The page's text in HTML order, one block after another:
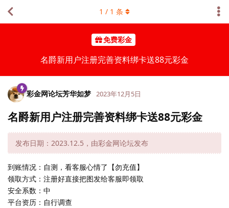
免费彩金
名爵新用户注册完善资料绑卡送88元彩金
1 / 1 条
彩金网论坛芳华如梦 2023年12月5日
名爵新用户注册完善资料绑卡送88元彩金
发布日期：2023.12.5，由彩金网论坛发布
到账情况：自测，看客服心情了【勿充值】
领取方式：注册好直接把图发给客服即领取
安全系数：中
平台资历：自行调查